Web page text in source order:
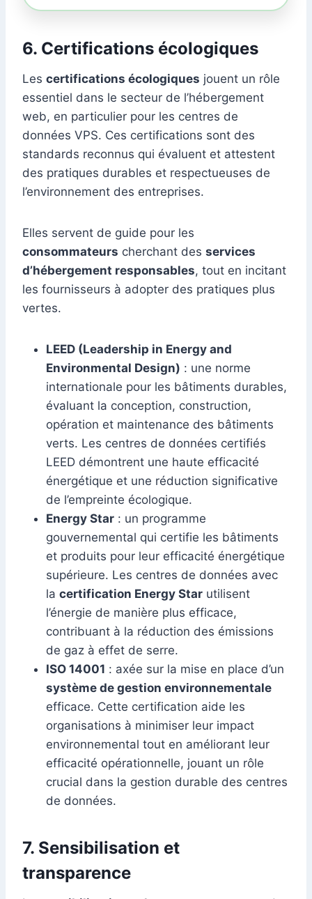
6. Certifications écologiques
Les certifications écologiques jouent un rôle
essentiel dans le secteur de l’hébergement
web, en particulier pour les centres de
données VPS. Ces certifications sont des
standards reconnus qui évaluent et attestent
des pratiques durables et respectueuses de
l’environnement des entreprises.
Elles servent de guide pour les
consommateurs cherchant des services
d’hébergement responsables, tout en incitant
les fournisseurs à adopter des pratiques plus
vertes.
LEED (Leadership in Energy and
Environmental Design) : une norme
internationale pour les bâtiments durables,
évaluant la conception, construction,
opération et maintenance des bâtiments
verts. Les centres de données certifiés
LEED démontrent une haute efficacité
énergétique et une réduction significative
de l’empreinte écologique.
Energy Star : un programme
gouvernemental qui certifie les bâtiments
et produits pour leur efficacité énergétique
supérieure. Les centres de données avec
la certification Energy Star utilisent
l’énergie de manière plus efficace,
contribuant à la réduction des émissions
de gaz à effet de serre.
ISO 14001 : axée sur la mise en place d’un
système de gestion environnementale
efficace. Cette certification aide les
organisations à minimiser leur impact
environnemental tout en améliorant leur
efficacité opérationnelle, jouant un rôle
crucial dans la gestion durable des centres
de données.
7. Sensibilisation et
transparence